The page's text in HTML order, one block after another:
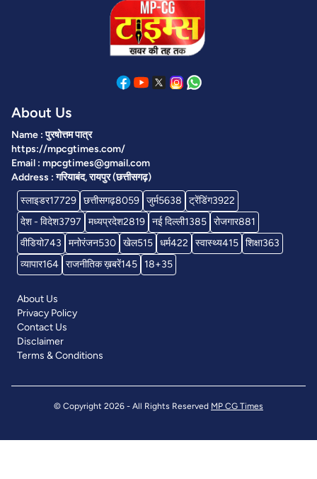
About Us
Name : पुरषोत्तम पात्र
https://mpcgtimes.com/
Email : mpcgtimes@gmail.com
Address : गरियाबंद, रायपुर (छत्तीसगढ़)
स्लाइडर17729 छत्तीसगढ़8059 जुर्म5638 ट्रेंडिंग3922
देश - विदेश3797 मध्यप्रदेश2819 नई दिल्ली1385 रोजगार881
वीडियो743 मनोरंजन530 खेल515 धर्म422 स्वास्थ्य415 शिक्षा363
व्यापार164 राजनीतिक ख़बरें145 18+35
About Us
Privacy Policy
Contact Us
Disclaimer
Terms & Conditions
© Copyright 2026 - All Rights Reserved MP CG Times